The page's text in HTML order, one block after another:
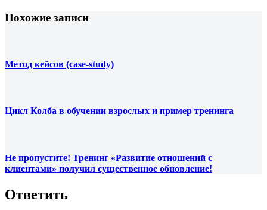
Похожие записи
Метод кейсов (case-study)
Цикл Колба в обучении взрослых и пример тренинга
Не пропустите! Тренинг «Развитие отношений с
клиентами» получил существенное обновление!
Ответить